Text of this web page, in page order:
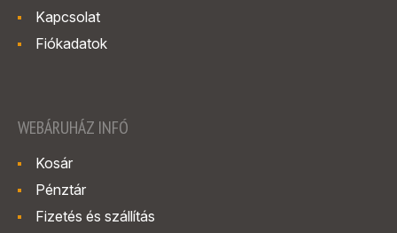
Kapcsolat
Fiókadatok
WEBÁRUHÁZ INFÓ
Kosár
Pénztár
Fizetés és szállítás